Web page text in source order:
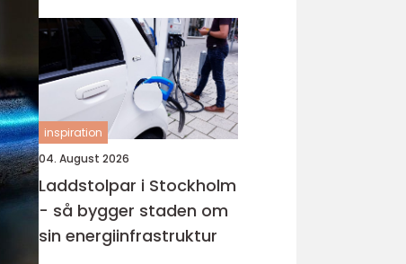
val i en svår tid
inspiration
04. August 2026
Laddstolpar i Stockholm
- så bygger staden om
sin energiinfrastruktur